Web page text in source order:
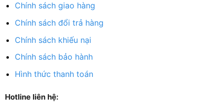
Chính sách giao hàng
Chính sách đổi trả hàng
Chính sách khiếu nại
Chính sách bảo hành
Hình thức thanh toán
Hotline liên hệ: